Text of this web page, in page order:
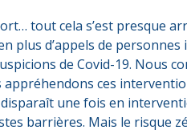
tout cela s’est presque
d’appels de personnes
de Covid-19. Nous
ces
une fois en
barrières. Mais le risque